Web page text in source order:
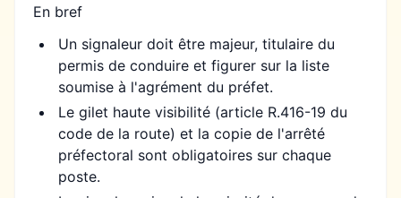
En bref
Un signaleur doit être majeur, titulaire du
permis de conduire et figurer sur la liste
soumise à l'agrément du préfet.
Le gilet haute visibilité (article R.416-19 du
code de la route) et la copie de l'arrêté
préfectoral sont obligatoires sur chaque
poste.